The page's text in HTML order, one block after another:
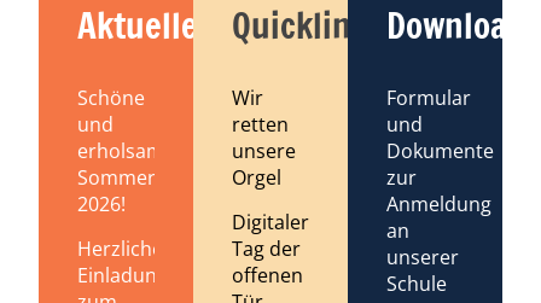
Aktuelles
Schöne
und
erholsame
Sommerferien
2026!
Herzliche
Einladung
Quicklinks
Wir
retten
unsere
Orgel
Digitaler
Tag der
offenen
Downloads
Formular
und
Dokumente
zur
Anmeldung
an
unserer
Schule